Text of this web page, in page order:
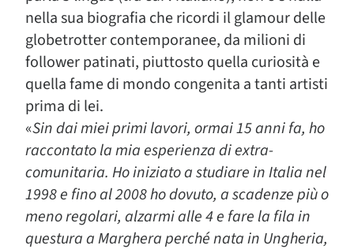
nella sua biografia che ricordi il glamour delle
globetrotter contemporanee, da milioni di
follower patinati, piuttosto quella curiosità e
quella fame di mondo congenita a tanti artisti
prima di lei.
«Sin dai miei primi lavori, ormai 15 anni fa, ho
raccontato la mia esperienza di extra-
comunitaria. Ho iniziato a studiare in Italia nel
1998 e fino al 2008 ho dovuto, a scadenze più o
meno regolari, alzarmi alle 4 e fare la fila in
questura a Marghera perché nata in Ungheria,